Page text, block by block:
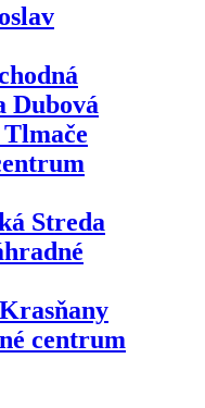
Dubová
Streda
centrum